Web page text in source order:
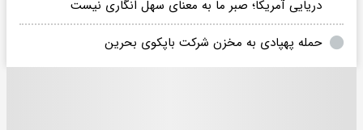
دریایی آمریکا؛ صبر ما به معنای سهل انگاری نیست
حمله پهپادی به مخزن شرکت باپکوی بحرین